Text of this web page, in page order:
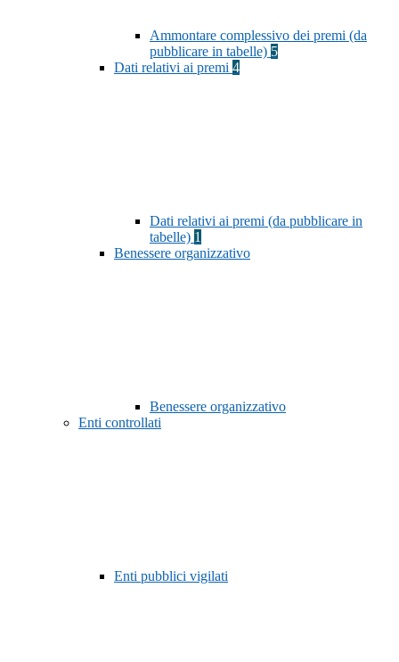
Ammontare complessivo dei premi (da
pubblicare in tabelle) 5
Dati relativi ai premi 4
Dati relativi ai premi (da pubblicare in
tabelle) 1
Benessere organizzativo
Benessere organizzativo
Enti controllati
Enti pubblici vigilati